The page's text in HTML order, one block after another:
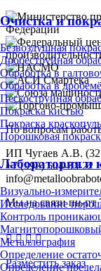
Очистка и
Безвоздушная
Дробеструйная
Обработка в
Обработка в
Пескоструйная
Покраска кистью
Покраска
Порошковая
Лаборатория и
Визуально-
Исследование
Контроль
Металлография
Определение
Определение
По вопросам
ИП Чугаев А.В.
+7 (992) 504-53-22
Мы на связи пн-пт
Разместить заказ